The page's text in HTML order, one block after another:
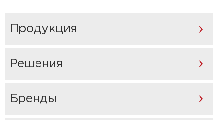
Продукция
Решения
Бренды